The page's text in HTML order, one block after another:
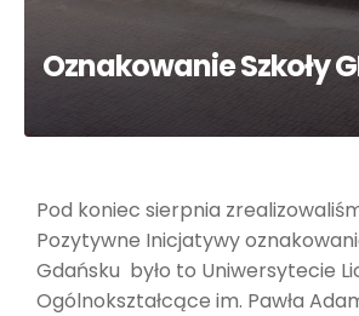
Oznakowanie Szkoły
Pod koniec sierpnia
Pozytywne Inicjatywy
Gdańsku było to Uniwersytecie
Ogólnokształcące im. Pawła